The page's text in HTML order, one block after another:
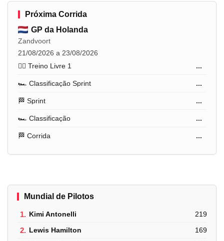
Próxima Corrida
GP da Holanda
Zandvoort
21/08/2026 a 23/08/2026
🏋️‍♂️ Treino Livre 1
...
🏎️ Classificação Sprint ...
🏁 Sprint ...
🏎️ Classificação ...
🏁 Corrida ...
Mundial de Pilotos
1. Kimi Antonelli 219
2. Lewis Hamilton 169